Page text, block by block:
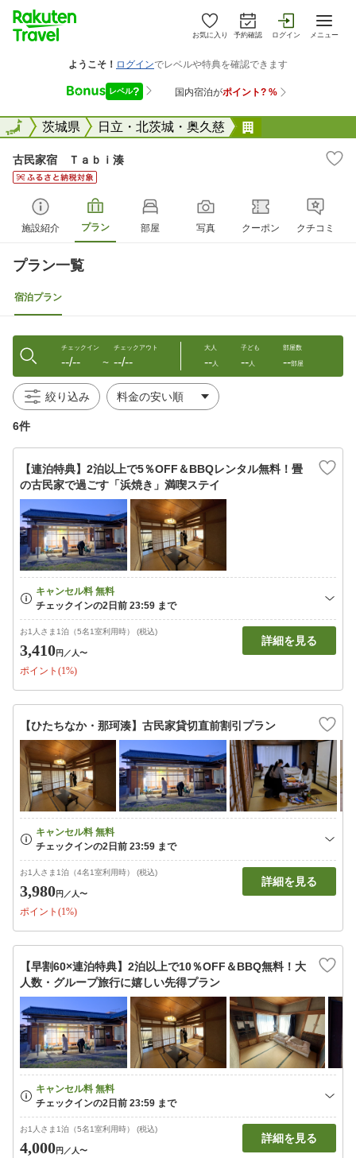
お気に入り 予約確認 ログイン メニュー
全国茨城県 日立・北茨城・奥久慈
全国
古民家宿 Ｔａｂｉ湊
施設紹介 プラン 部屋 写真 クーポン クチコミ
プラン一覧
宿泊プラン
チェックイン
--/-- 〜
チェックアウト
--/--
大人
--人
子ども
--人
部屋数
--部屋
絞り込み
6件
【連泊特典】2泊以上で5％OFF＆BBQレンタル無料！畳
の古民家で過ごす「浜焼き」満喫ステイ
お1人さま1泊（5名1室利用時） (税込)
3,410円 ／人〜
ポイント(1%)
詳細を見る
【ひたちなか・那珂湊】古民家貸切直前割引プラン
お1人さま1泊（4名1室利用時） (税込)
3,980円 ／人〜
ポイント(1%)
詳細を見る
【早割60×連泊特典】2泊以上で10％OFF＆BBQ無料！大
人数・グループ旅行に嬉しい先得プラン
お1人さま1泊（5名1室利用時） (税込)
4,000円 ／人〜
詳細を見る